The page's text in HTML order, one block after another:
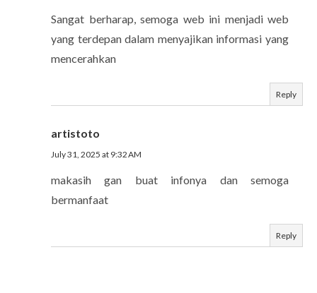
Sangat berharap, semoga web ini menjadi web
yang terdepan dalam menyajikan informasi yang
mencerahkan
Reply
artistoto
July 31, 2025 at 9:32 AM
makasih gan buat infonya dan semoga
bermanfaat
Reply